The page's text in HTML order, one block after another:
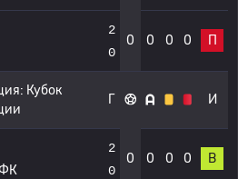
2
0
0 0 0 0 П
Кубок
Г И
2
0
0 0 0 0 В